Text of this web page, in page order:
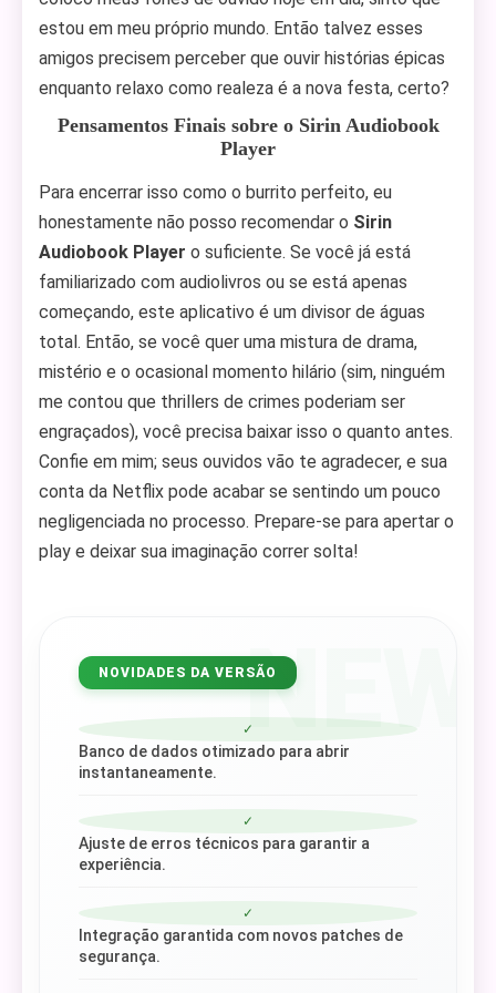
estou em meu próprio mundo. Então talvez esses
amigos precisem perceber que ouvir histórias épicas
enquanto relaxo como realeza é a nova festa, certo?
Pensamentos Finais sobre o Sirin Audiobook
Player
Para encerrar isso como o burrito perfeito, eu
honestamente não posso recomendar o Sirin
Audiobook Player o suficiente. Se você já está
familiarizado com audiolivros ou se está apenas
começando, este aplicativo é um divisor de águas
total. Então, se você quer uma mistura de drama,
mistério e o ocasional momento hilário (sim, ninguém
me contou que thrillers de crimes poderiam ser
engraçados), você precisa baixar isso o quanto antes.
Confie em mim; seus ouvidos vão te agradecer, e sua
conta da Netflix pode acabar se sentindo um pouco
negligenciada no processo. Prepare-se para apertar o
play e deixar sua imaginação correr solta!
NEW
NOVIDADES DA VERSÃO
✓
Banco de dados otimizado para abrir
instantaneamente.
✓
Ajuste de erros técnicos para garantir a
experiência.
✓
Integração garantida com novos patches de
segurança.